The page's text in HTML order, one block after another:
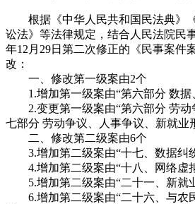
根据《中华人民共和国民法典》
讼法》等法律规定，结合人民法院民
年12月29日第二次修正的《民事案件
改：
一、修改第一级案由2个
1.增加第一级案由“第六部分 数据
2.变更第一级案由“第六部分 劳动
七部分 劳动争议、人事争议、新就业
二、修改第二级案由6个
3.增加第二级案由“十七、数据纠纷
4.增加第二级案由“十八、网络虚拟
5.增加第二级案由“二十一、新就业
6.增加第二级案由“二十六、与农